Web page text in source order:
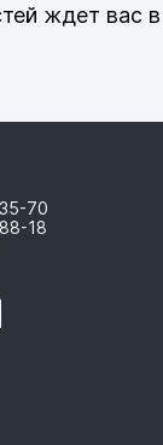
ждет вас в
70
18